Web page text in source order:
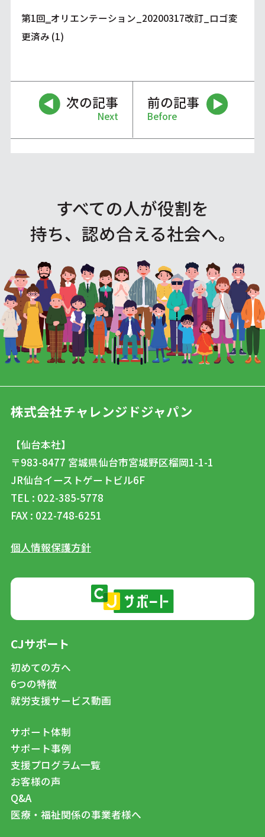
第1回‗オリエンテーション_20200317改訂_ロゴ変
更済み (1)
次の記事
Next
前の記事
Before
すべての人が役割を
持ち、認め合える社会へ。
株式会社チャレンジドジャパン
【仙台本社】
〒983-8477 宮城県仙台市宮城野区榴岡1-1-1
JR仙台イーストゲートビル6F
TEL : 022-385-5778
FAX : 022-748-6251
個人情報保護方針
CJサポート
初めての方へ
6つの特徴
就労支援サービス動画
サポート体制
サポート事例
支援プログラム一覧
お客様の声
Q&A
医療・福祉関係の事業者様へ